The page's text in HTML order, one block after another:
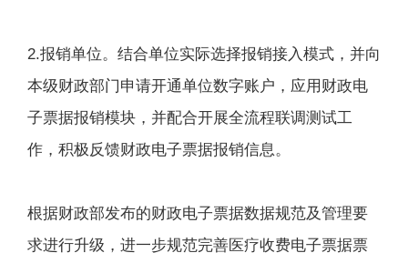
2.报销单位。结合单位实际选择报销接入模式，并向
本级财政部门申请开通单位数字账户，应用财政电
子票据报销模块，并配合开展全流程联调测试工
作，积极反馈财政电子票据报销信息。
根据财政部发布的财政电子票据数据规范及管理要
求进行升级，进一步规范完善医疗收费电子票据票